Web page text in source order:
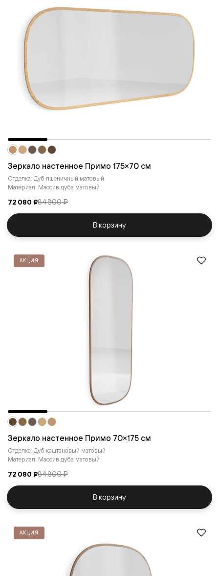
Зеркало настенное Примо 175×70 см
Отделка: Дуб пшеничный матовый
Материал: Массив дуба матовый
72 080 ₽84 800 ₽
В корзину
АКЦИЯ
Зеркало настенное Примо 70×175 cм
Отделка: Дуб каштановый матовый
Материал: Массив дуба матовый
72 080 ₽84 800 ₽
В корзину
АКЦИЯ